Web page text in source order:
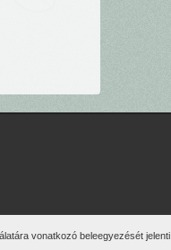
vonatkozó beleegyezését jelenti.